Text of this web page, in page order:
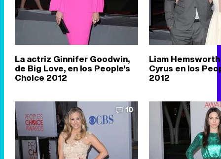
La actriz Ginnifer Goodwin,
de Big Love, en los People's
Choice 2012
Liam
Cyrus en los
2012
10